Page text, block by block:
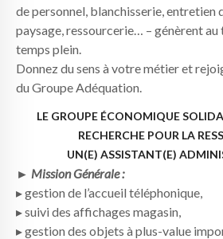
de personnel, blanchisserie, entretien
paysage, ressourcerie… – génèrent
temps plein.
Donnez du sens à votre métier et
du Groupe Adéquation.
LE GROUPE ÉCONOMIQUE
RECHERCHE POUR LA
UN(E) ASSISTANT(E)
► Mission Générale :
▸ gestion de l’accueil téléphonique,
▸ suivi des affichages magasin,
▸ gestion des objets à plus-value